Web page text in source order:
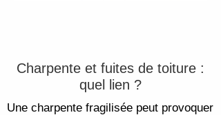
Charpente et fuites de toiture :
quel lien ?
Une charpente fragilisée peut provoquer